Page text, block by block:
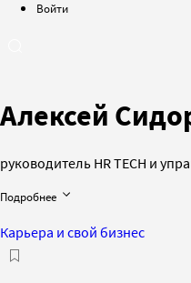
Войти
Алексей
руководитель HR TECH и
Подробнее
Карьера и свой бизнес